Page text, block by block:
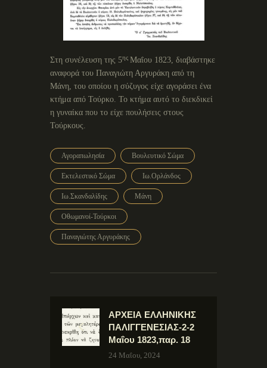
Στη συνέλευση της 5ης Μαΐου 1823, διαβάστηκε
αναφορά του Παναγιώτη Αργυράκη από τη
Μάνη, του οποίου η σύζυγος είχε αγοράσει ένα
κτήμα από Τούρκο. Το κτήμα αυτό το διεκδικεί
η γυναίκα που το είχε πουλήσεις στους
Τούρκους.
Αγοραπωλησία Βουλευτικό Σώμα
Εκτελεστικό Σώμα Ιω.Ορλάνδος
Ιω.Σκανδαλίδης Μάνη
Οθωμανοί-Τούρκοι
Παναγιώτης Αργυράκης
ΑΡΧΕΙΑ ΕΛΛΗΝΙΚΗΣ
ΠΑΛΙΓΓΕΝΕΣΙΑΣ-2-2
Μαΐου 1823,παρ. 18
24 Μαΐου, 2024